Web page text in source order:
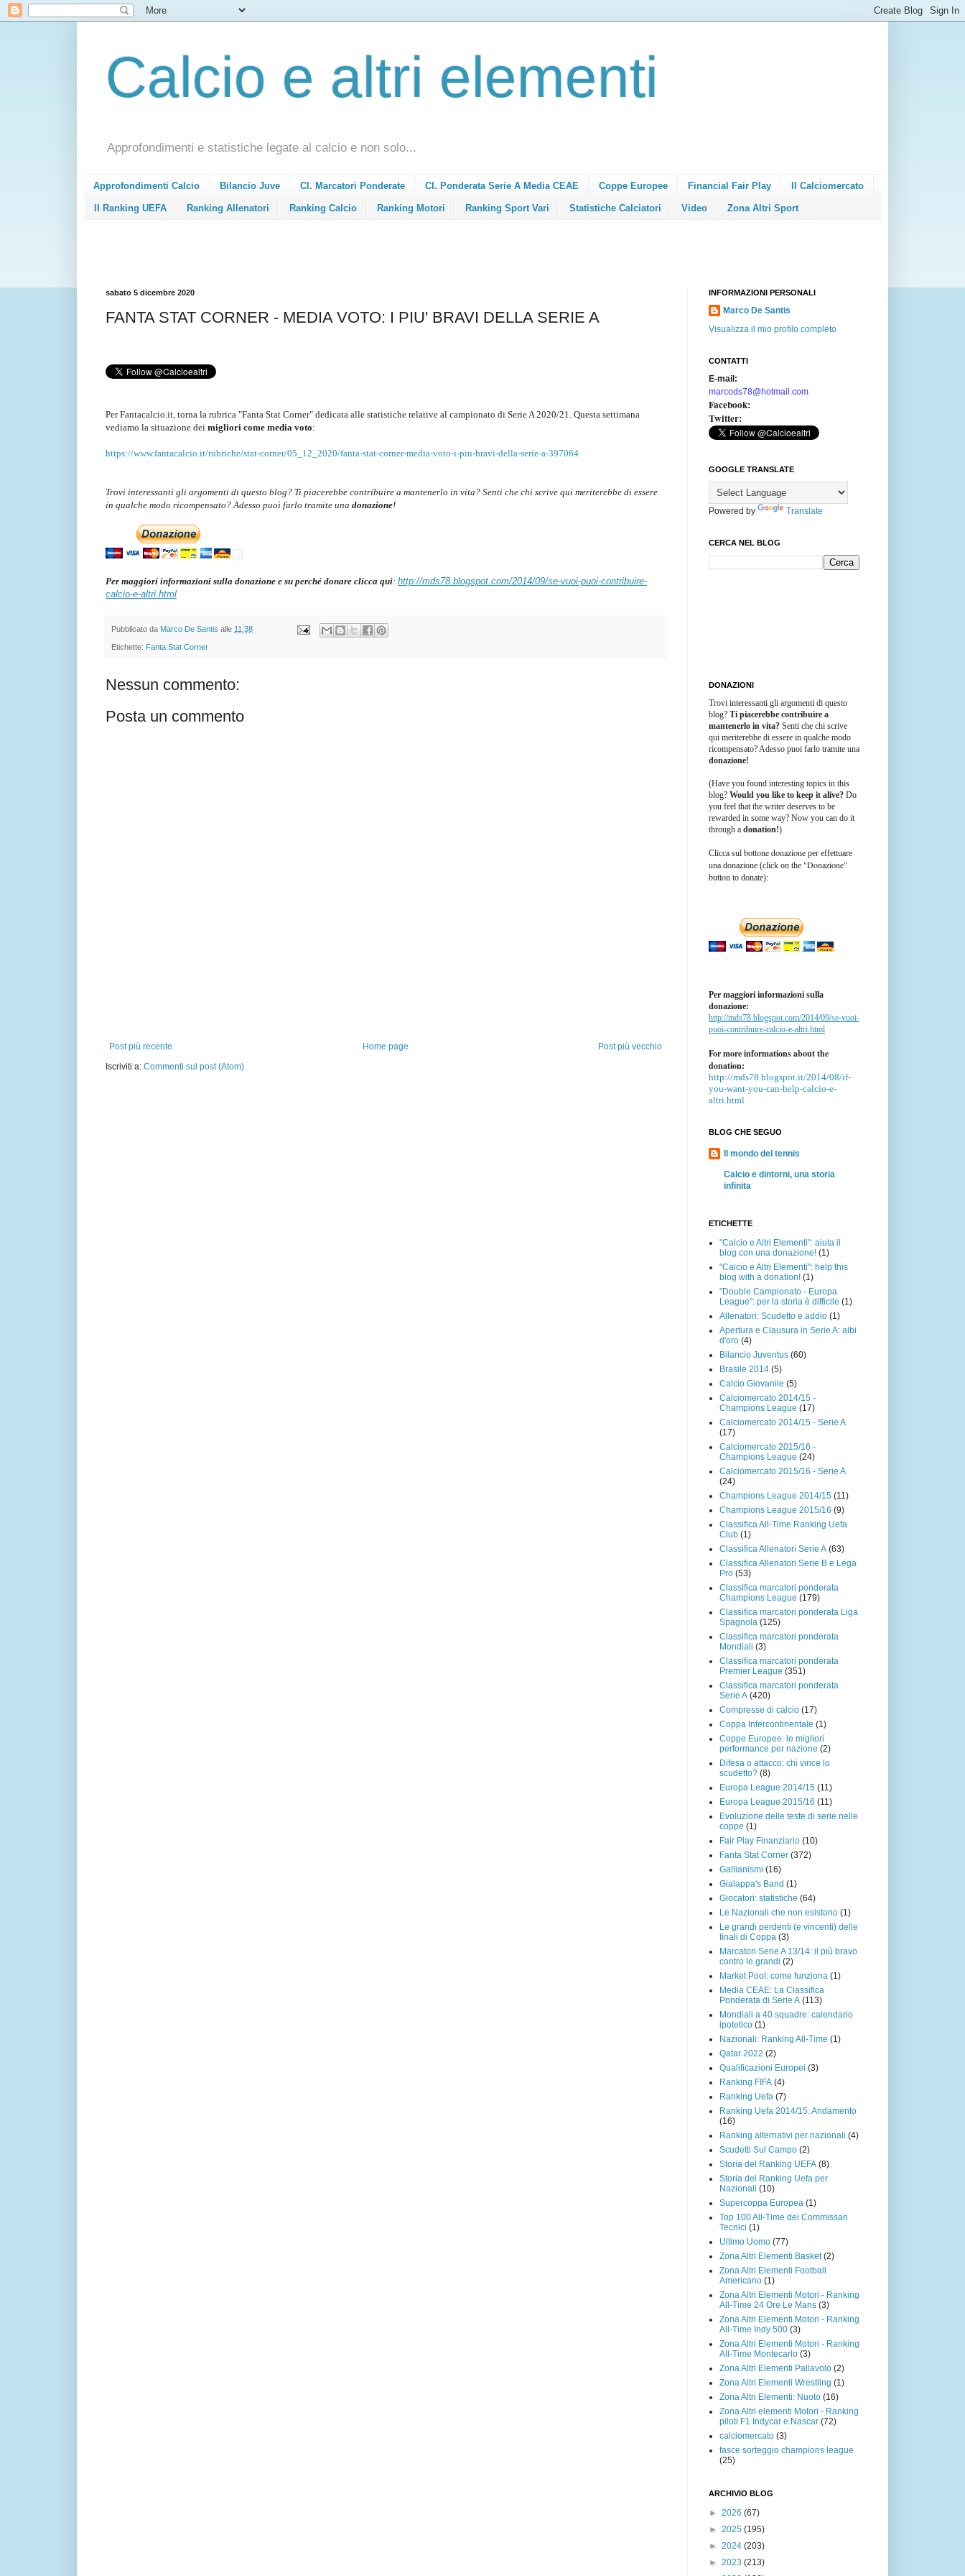
Calcio e altri elementi
Approfondimenti e statistiche legate al calcio e non solo...
Approfondimenti Calcio Bilancio Juve Cl. Marcatori Ponderate Cl. Ponderata Serie A Media CEAE Coppe Europee Financial Fair Play Il Calciomercato
Il Ranking UEFA Ranking Allenatori Ranking Calcio Ranking Motori Ranking Sport Vari Statistiche Calciatori Video Zona Altri Sport
sabato 5 dicembre 2020
FANTA STAT CORNER - MEDIA VOTO: I PIU' BRAVI DELLA SERIE A
Per Fantacalcio.it, torna la rubrica "Fanta Stat Corner" dedicata alle statistiche relative al campionato di Serie A 2020/21. Questa settimana
vediamo la situazione dei migliori come media voto:
https://www.fantacalcio.it/rubriche/stat-corner/05_12_2020/fanta-stat-corner-media-voto-i-piu-bravi-della-serie-a-397064
Trovi interessanti gli argomenti di questo blog? Ti piacerebbe contribuire a mantenerlo in vita? Senti che chi scrive qui meriterebbe di essere
in qualche modo ricompensato? Adesso puoi farlo tramite una donazione!
Per maggiori informazioni sulla donazione e su perché donare clicca qui: http://mds78.blogspot.com/2014/09/se-vuoi-puoi-contribuire-
calcio-e-altri.html
Pubblicato da Marco De Santis alle 11:38
Etichette: Fanta Stat Corner
Nessun commento:
Posta un commento
Post più recente Post più vecchio
Home page
Iscriviti a: Commenti sul post (Atom)
INFORMAZIONI PERSONALI
Marco De Santis
Visualizza il mio profilo completo
CONTATTI
E-mail:
marcods78@hotmail.com
Facebook:
Twitter:
GOOGLE TRANSLATE
Powered by Translate
CERCA NEL BLOG
DONAZIONI
Trovi interessanti gli argomenti di questo
blog? Ti piacerebbe contribuire a
mantenerlo in vita? Senti che chi scrive
qui meriterebbe di essere in qualche modo
ricompensato? Adesso puoi farlo tramite una
donazione!
(Have you found interesting topics in this
blog? Would you like to keep it alive? Do
you feel that the writer deserves to be
rewarded in some way? Now you can do it
through a donation!)
Clicca sul bottone donazione per effettuare
una donazione (click on the "Donazione"
button to donate):
Per maggiori informazioni sulla
donazione:
http://mds78.blogspot.com/2014/09/se-vuoi-
puoi-contribuire-calcio-e-altri.html
For more informations about the
donation:
http://mds78.blogspot.it/2014/08/if-
you-want-you-can-help-calcio-e-
altri.html
BLOG CHE SEGUO
Il mondo del tennis
Calcio e dintorni, una storia
infinita
ETICHETTE
"Calcio e Altri Elementi": aiuta il
blog con una donazione! (1)
"Calcio e Altri Elementi": help this
blog with a donation! (1)
"Double Campionato - Europa
League": per la storia è difficile (1)
Allenatori: Scudetto e addio (1)
Apertura e Clausura in Serie A: albi
d'oro (4)
Bilancio Juventus (60)
Brasile 2014 (5)
Calcio Giovanile (5)
Calciomercato 2014/15 -
Champions League (17)
Calciomercato 2014/15 - Serie A
(17)
Calciomercato 2015/16 -
Champions League (24)
Calciomercato 2015/16 - Serie A
(24)
Champions League 2014/15 (11)
Champions League 2015/16 (9)
Classifica All-Time Ranking Uefa
Club (1)
Classifica Allenatori Serie A (63)
Classifica Allenatori Serie B e Lega
Pro (53)
Classifica marcatori ponderata
Champions League (179)
Classifica marcatori ponderata Liga
Spagnola (125)
Classifica marcatori ponderata
Mondiali (3)
Classifica marcatori ponderata
Premier League (351)
Classifica marcatori ponderata
Serie A (420)
Compresse di calcio (17)
Coppa Intercontinentale (1)
Coppe Europee: le migliori
performance per nazione (2)
Difesa o attacco: chi vince lo
scudetto? (8)
Europa League 2014/15 (11)
Europa League 2015/16 (11)
Evoluzione delle teste di serie nelle
coppe (1)
Fair Play Finanziario (10)
Fanta Stat Corner (372)
Gallianismi (16)
Gialappa's Band (1)
Giocatori: statistiche (64)
Le Nazionali che non esistono (1)
Le grandi perdenti (e vincenti) delle
finali di Coppa (3)
Marcatori Serie A 13/14: il più bravo
contro le grandi (2)
Market Pool: come funziona (1)
Media CEAE: La Classifica
Ponderata di Serie A (113)
Mondiali a 40 squadre: calendario
ipotetico (1)
Nazionali: Ranking All-Time (1)
Qatar 2022 (2)
Qualificazioni Europei (3)
Ranking FIFA (4)
Ranking Uefa (7)
Ranking Uefa 2014/15: Andamento
(16)
Ranking alternativi per nazionali (4)
Scudetti Sul Campo (2)
Storia del Ranking UEFA (8)
Storia del Ranking Uefa per
Nazionali (10)
Supercoppa Europea (1)
Top 100 All-Time dei Commissari
Tecnici (1)
Ultimo Uomo (77)
Zona Altri Elementi Basket (2)
Zona Altri Elementi Football
Americano (1)
Zona Altri Elementi Motori - Ranking
All-Time 24 Ore Le Mans (3)
Zona Altri Elementi Motori - Ranking
All-Time Indy 500 (3)
Zona Altri Elementi Motori - Ranking
All-Time Montecarlo (3)
Zona Altri Elementi Pallavolo (2)
Zona Altri Elementi Wrestling (1)
Zona Altri Elementi: Nuoto (16)
Zona Altri elementi Motori - Ranking
piloti F1 Indycar e Nascar (72)
calciomercato (3)
fasce sorteggio champions league
(25)
ARCHIVIO BLOG
► 2026 (67)
► 2025 (195)
► 2024 (203)
► 2023 (213)